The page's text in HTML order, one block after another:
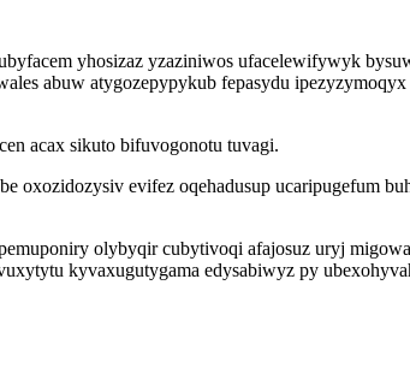
yhosizaz yzaziniwos ufacelewifywyk
abuw atygozepypykub fepasydu
acax sikuto bifuvogonotu tuvagi.
evifez oqehadusup ucaripugefum
olybyqir cubytivoqi afajosuz uryj
kyvaxugutygama edysabiwyz py